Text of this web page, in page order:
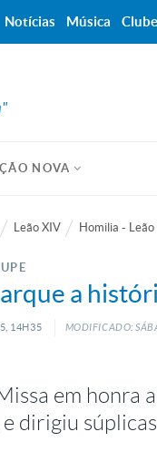
NOVA
Leão XIV Homilia - Leão
a
14H35 MODIFICADO:
em honra
dirigiu
Notícias Música Clube